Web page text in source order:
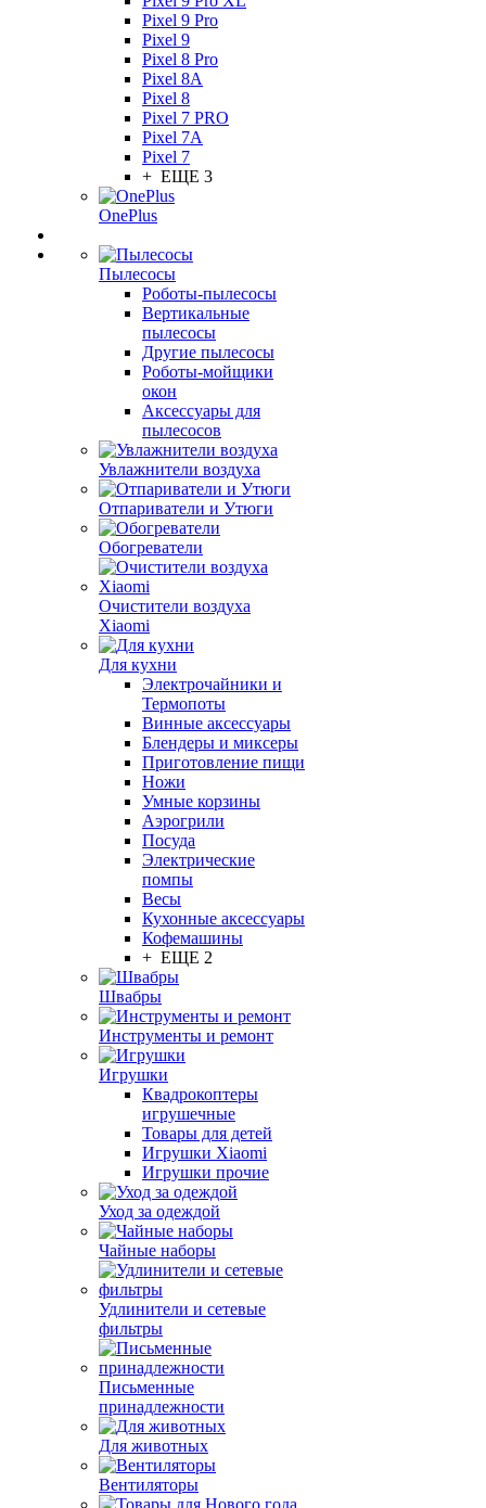
Pixel 9 Pro
Pixel 9
Pixel 8 Pro
Pixel 8A
Pixel 8
Pixel 7 PRO
Pixel 7A
Pixel 7
+ ЕЩЕ 3
OnePlus
Пылесосы
Роботы-пылесосы
Вертикальные
пылесосы
Другие пылесосы
Роботы-мойщики
окон
Аксессуары для
пылесосов
Увлажнители воздуха
Отпариватели и Утюги
Обогреватели
Очистители воздуха
Xiaomi
Для кухни
Электрочайники и
Термопоты
Винные аксессуары
Блендеры и миксеры
Приготовление пищи
Ножи
Умные корзины
Аэрогрили
Посуда
Электрические
помпы
Весы
Кухонные аксессуары
Кофемашины
+ ЕЩЕ 2
Швабры
Инструменты и ремонт
Игрушки
Квадрокоптеры
игрушечные
Товары для детей
Игрушки Xiaomi
Игрушки прочие
Уход за одеждой
Чайные наборы
Удлинители и сетевые
фильтры
Письменные
принадлежности
Для животных
Вентиляторы